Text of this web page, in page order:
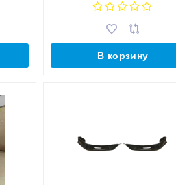
В корзину